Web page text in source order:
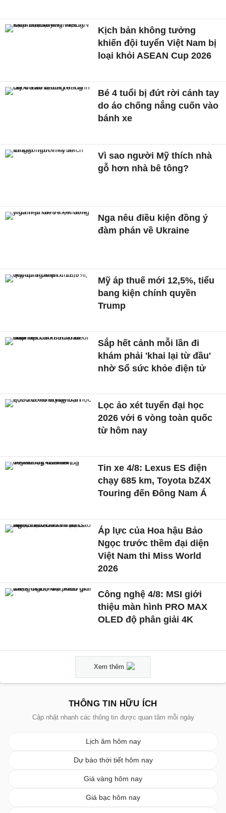
Kịch bản không tưởng
khiến đội tuyển Việt Nam bị
loại khỏi ASEAN Cup 2026
Bé 4 tuổi bị đứt rời cánh tay
do áo chống nắng cuốn vào
bánh xe
Vì sao người Mỹ thích nhà
gỗ hơn nhà bê tông?
Nga nêu điều kiện đồng ý
đàm phán về Ukraine
Mỹ áp thuế mới 12,5%, tiểu
bang kiện chính quyền
Trump
Sắp hết cảnh mỗi lần đi
khám phải 'khai lại từ đầu'
nhờ Sổ sức khỏe điện tử
Lọc ảo xét tuyển đại học
2026 với 6 vòng toàn quốc
từ hôm nay
Tin xe 4/8: Lexus ES điện
chạy 685 km, Toyota bZ4X
Touring đến Đông Nam Á
Áp lực của Hoa hậu Bảo
Ngọc trước thềm đại diện
Việt Nam thi Miss World
2026
Công nghệ 4/8: MSI giới
thiệu màn hình PRO MAX
OLED độ phân giải 4K
Xem thêm
THÔNG TIN HỮU ÍCH
Cập nhật nhanh các thông tin được quan tâm mỗi ngày
Lịch âm hôm nay
Dự báo thời tiết hôm nay
Giá vàng hôm nay
Giá bạc hôm nay